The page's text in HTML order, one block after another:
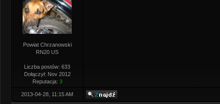
Powiat Chrzanowski
RN20 US
Liczba postów: 633
Dołączył: Nov 2012
Reputacja: 3
2013-04-28, 11:15 AM